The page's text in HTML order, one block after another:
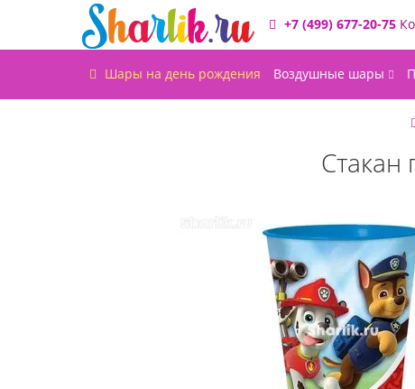
+7 (499) 677-20-75
Шары на день рождения Воздушные шары
Стакан